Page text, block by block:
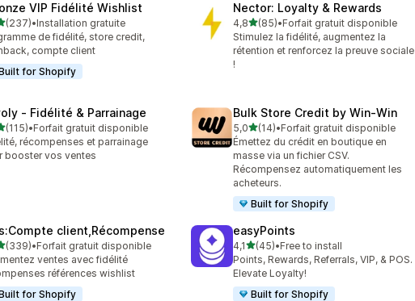
VIP Fidélité Wishlist
sur 5
(237)au total
•Installation gratuite
de fidélité, store credit,
compte client
for Shopify
Nector: Loyalty & Rewards
4,8étoile(s) sur 5
(85)
85 avis au total
•Forfait gratuit disponible
Stimulez la fidélité, augmentez la
rétention et renforcez la preuve sociale
!
‑ Fidélité & Parrainage
sur 5
(115)au total
•Forfait gratuit disponible
récompenses et parrainage
booster vos ventes
Bulk Store Credit by Win‑Win
5,0étoile(s) sur 5
(14)
14 avis au total
•Forfait gratuit disponible
Émettez du crédit en boutique en
masse via un fichier CSV.
Récompensez automatiquement les
acheteurs.
Built for Shopify
client,Récompense
sur 5
(339)au total
•Forfait gratuit disponible
ventes avec fidélité
références wishlist
for Shopify
easyPoints
4,1étoile(s) sur 5
(45)
45 avis au total
•Free to install
Points, Rewards, Referrals, VIP, & POS.
Elevate Loyalty!
Built for Shopify